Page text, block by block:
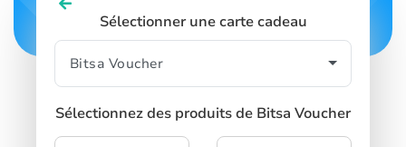
Sélectionner une carte cadeau
Sélectionnez des produits de Bitsa Voucher